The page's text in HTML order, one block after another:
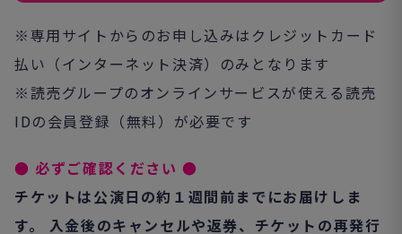
※専用サイトからのお申し込みはクレジットカード
払い（インターネット決済）のみとなります
※読売グループのオンラインサービスが使える読売
IDの会員登録（無料）が必要です
● 必ずご確認ください ●
チケットは公演日の約１週間前までにお届けしま
す。 入金後のキャンセルや返券、チケットの再発行